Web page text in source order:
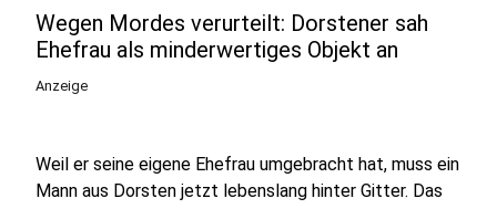
Wegen Mordes verurteilt: Dorstener sah
Ehefrau als minderwertiges Objekt an
Anzeige
Weil er seine eigene Ehefrau umgebracht hat, muss ein
Mann aus Dorsten jetzt lebenslang hinter Gitter. Das